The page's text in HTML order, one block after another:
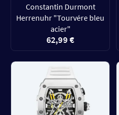
Constantin Durmont
Herrenuhr "Tourvére bleu
acier"
62,99 €